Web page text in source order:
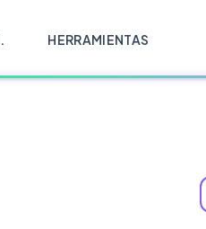
HERRAMIENTAS